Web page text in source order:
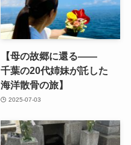
【母の​故郷に​還る​——
千葉の​20代姉妹が​託した​
海洋散骨の​旅】
2025-07-03